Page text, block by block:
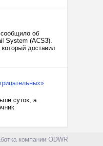
сообщило об
System (ACS3).
доставил
суток, а
компании ODWR